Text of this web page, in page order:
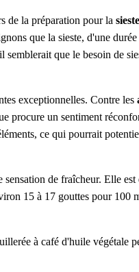
de la préparation pour la sieste
que la sieste, d'une durée
semblerait que le besoin de
exceptionnelles. Contre les
procure un sentiment
ce qui pourrait
de fraîcheur. Elle
15 à 17 gouttes pour 100
à café d'huile végétale